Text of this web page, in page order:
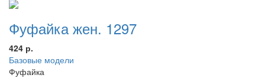
Фуфайка жен. 1297
424 р.
Базовые модели
Фуфайка